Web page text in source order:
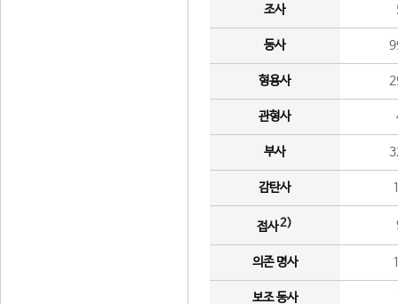
조사
동사
형용사
관형사
부사
감탄사
접사2)
의존 명사
보조 동사